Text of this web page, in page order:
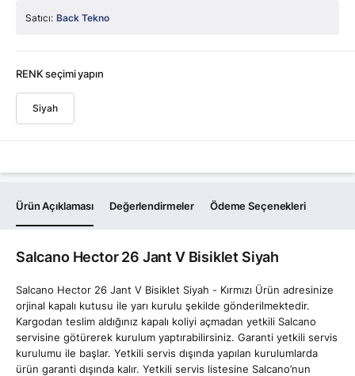
Satıcı: Back Tekno
RENK seçimi yapın
Siyah
Ürün Açıklaması Değerlendirmeler Ödeme Seçenekleri
Salcano Hector 26 Jant V Bisiklet Siyah
Salcano Hector 26 Jant V Bisiklet Siyah - Kırmızı Ürün adresinize
orjinal kapalı kutusu ile yarı kurulu şekilde gönderilmektedir.
Kargodan teslim aldığınız kapalı koliyi açmadan yetkili Salcano
servisine götürerek kurulum yaptırabilirsiniz. Garanti yetkili servis
kurulumu ile başlar. Yetkili servis dışında yapılan kurulumlarda
ürün garanti dışında kalır. Yetkili servis listesine Salcano’nun